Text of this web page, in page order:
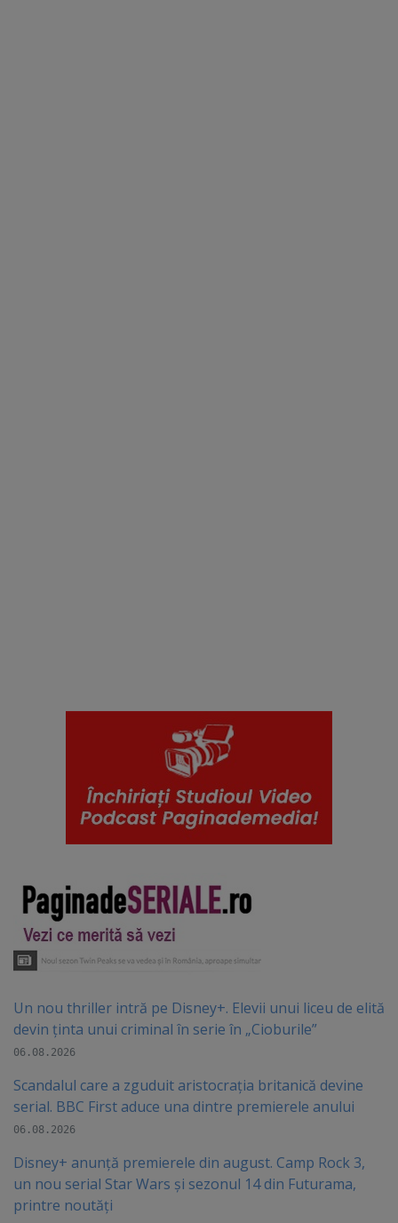
Un nou thriller intră pe Disney+. Elevii unui liceu de elită
devin ținta unui criminal în serie în „Cioburile”
06.08.2026
Scandalul care a zguduit aristocrația britanică devine
serial. BBC First aduce una dintre premierele anului
06.08.2026
Disney+ anunță premierele din august. Camp Rock 3,
un nou serial Star Wars și sezonul 14 din Futurama,
printre noutăți